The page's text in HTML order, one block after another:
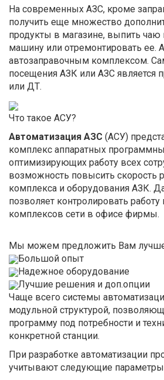
На современных АЗС, кроме
получить еще множество
продукты в магазине, выпить
машину или отремонтировать ее.
автозаправочным комплексом.
посещения АЗК или АЗС является
или ДТ.
Что такое АСУ?
Автоматизация АЗС (АСУ)
комплекс аппаратных
оптимизирующих работу всех
возможность повысить скорость
комплекса и оборудования АЗК.
позволяет контролировать
комплексов сети в офисе фирмы.
Мы можем предложить Вам
Большой опыт
Надежное оборудование
Лучшие решения и доп.опции
Чаще всего системы
модульной структурой,
программу под потребности и
конкретной станции.
При разработке автоматизации
учитывают следующие